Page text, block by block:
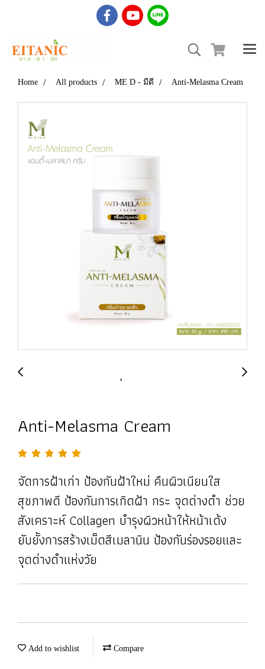
Home All products ME D - มีดี Anti-Melasma Cream
Anti-Melasma Cream
จัดการฝ้าเก่า ป้องกันฝ้าใหม่ คืนผิวเนียนใส
สุขภาพดี ป้องกันการเกิดฝ้า กระ จุดด่างดำ ช่วย
สังเคราะห์ Collagen บำรุงผิวหน้าให้หน้าเด้ง
ยับยั้งการสร้างเม็ดสีเมลานิน ป้องกันร่องรอยและ
จุดด่างดำแห่งวัย
Add to wishlist Compare